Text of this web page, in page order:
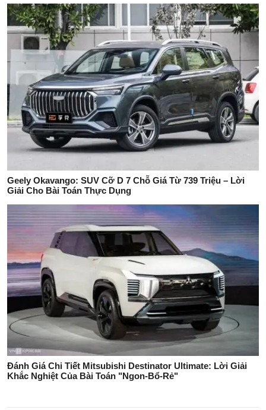
Geely Okavango: SUV Cỡ D 7 Chỗ Giá Từ 739 Triệu – Lời
Giải Cho Bài Toán Thực Dụng
Đánh Giá Chi Tiết Mitsubishi Destinator Ultimate: Lời Giải
Khắc Nghiệt Của Bài Toán "Ngon-Bổ-Rẻ"